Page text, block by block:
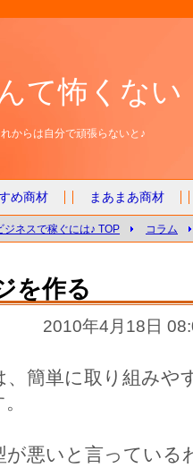
て怖くな
からは自分で頑張らないと♪
め商材 まあまあ商材
ネスで稼ぐには♪ TOP コラム
を作る
2010年4月18日
、簡単に取り組みや
が悪いと言っている